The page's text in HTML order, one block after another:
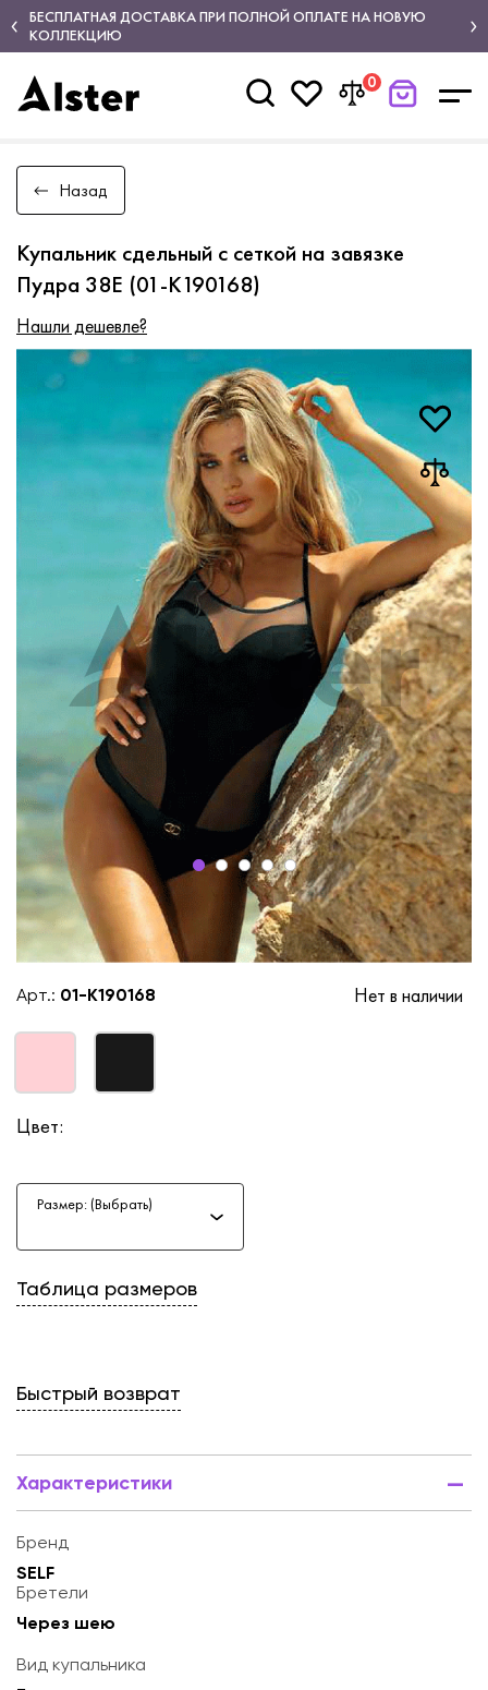
БЕСПЛАТНАЯ ДОСТАВКА ПРИ ПОЛНОЙ ОПЛАТЕ НА НОВУЮ
КОЛЛЕКЦИЮ
0
Назад
Купальник сдельный с сеткой на завязке
Пудра 38E (01-K190168)
Нашли дешевле?
Арт.: 01-K190168 Нет в наличии
Цвет:
Размер: (Выбрать)
Таблица размеров
Быстрый возврат
Характеристики
Бренд
SELF
Бретели
Через шею
Вид купальника